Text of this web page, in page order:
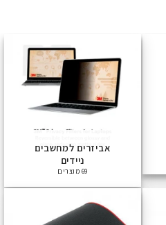
אביזרים למחשבים
ניידים
69 מוצרים